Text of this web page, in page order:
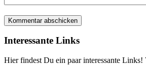
Interessante Links
Hier findest Du ein paar interessante Links!